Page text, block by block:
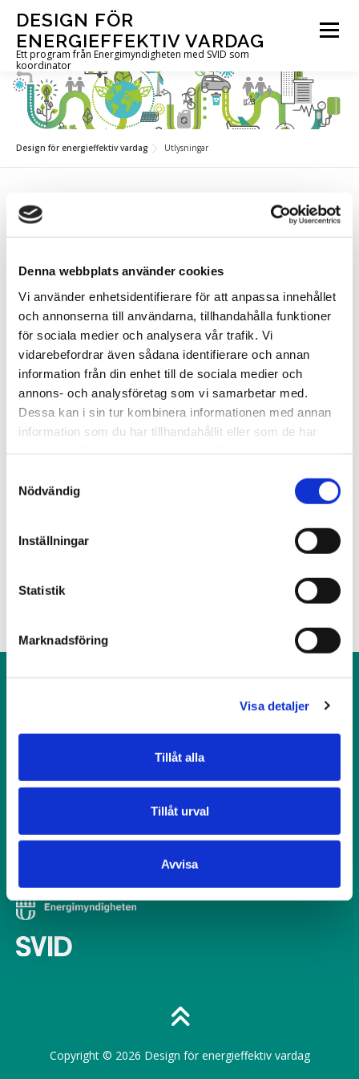
Denna webbplats använder cookies
Vi använder enhetsidentifierare för att anpassa innehållet
och annonserna till användarna, tillhandahålla funktioner
för sociala medier och analysera vår trafik. Vi
vidarebefordrar även sådana identifierare och annan
information från din enhet till de sociala medier och
annons- och analysföretag som vi samarbetar med.
Dessa kan i sin tur kombinera informationen med annan
information som du har tillhandahållit eller som de har
Nödvändig
Inställningar
Statistik
Marknadsföring
Visa detaljer
Tillåt alla
Tillåt urval
Avvisa
innehåll
DESIGN FÖR
ENERGIEFFEKTIV VARDAG
Ett program från Energimyndigheten med SVID som
koordinator
Meny
OM PROGRAMMET UTLYSNINGAR PROJEKT
IN ENGLISH
Design för energieffektiv vardag Utlysningar
Utlysning nr 10, 2026
Hur kan design och beteendevetenskap bidra till ett
Nu kan du söka stöd för projekt som kopplar ihop
design och beteendevetenskap med utveckling av – och
forskning om – produkter, lösningar och tjänster för
ett energieffektivt och resilient samhälle.
LÄS MER OM UTLYSNING NUMMER 10 HÄR.
Tidigare utlysningar
LÄS MER OM TIDIGARE UTLYSNINGAR
LÄS MER OM VÅRA PROJEKT
Sök
Copyright © 2026 Design för energieffektiv vardag